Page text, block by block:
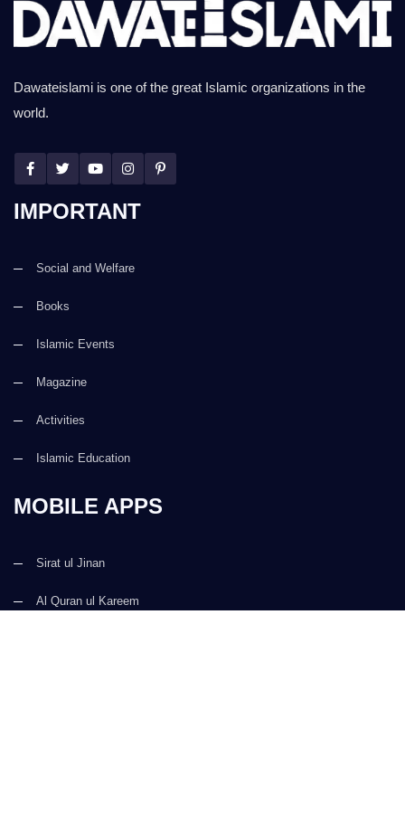
Dawateislami is one of the great Islamic organizations in the
world.
IMPORTANT
Social and Welfare
Books
Islamic Events
Magazine
Activities
Islamic Education
MOBILE APPS
Sirat ul Jinan
Al Quran ul Kareem